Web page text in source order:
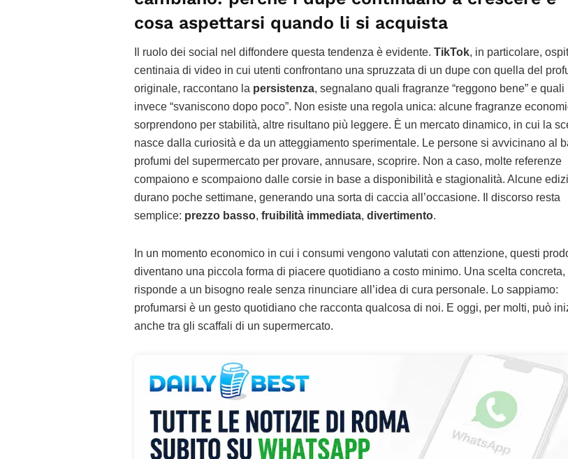
cosa aspettarsi quando li si acquista
Il ruolo dei social nel diffondere questa tendenza è evidente. TikTok, in particolare,
centinaia di video in cui utenti confrontano una spruzzata di un dupe con quella del
originale, raccontano la persistenza, segnalano quali fragranze “reggono bene” e quali
invece “svaniscono dopo poco”. Non esiste una regola unica: alcune fragranze
sorprendono per stabilità, altre risultano più leggere. È un mercato dinamico, in cui la
nasce dalla curiosità e da un atteggiamento sperimentale. Le persone si avvicinano al
profumi del supermercato per provare, annusare, scoprire. Non a caso, molte referenze
compaiono e scompaiono dalle corsie in base a disponibilità e stagionalità. Alcune
durano poche settimane, generando una sorta di caccia all’occasione. Il discorso resta
semplice: prezzo basso, fruibilità immediata, divertimento.
In un momento economico in cui i consumi vengono valutati con attenzione, questi
diventano una piccola forma di piacere quotidiano a costo minimo. Una scelta concreta,
risponde a un bisogno reale senza rinunciare all’idea di cura personale. Lo sappiamo:
profumarsi è un gesto quotidiano che racconta qualcosa di noi. E oggi, per molti, può
anche tra gli scaffali di un supermercato.